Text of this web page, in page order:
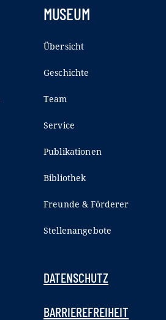
MUSEUM
Übersicht
Geschichte
Team
Service
Publikationen
Bibliothek
Freunde & Förderer
Stellenangebote
DATENSCHUTZ
BARRIEREFREIHEIT